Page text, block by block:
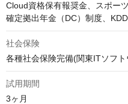
Cloud資格保有報奨金、スポー
確定拠出年金（DC）制度、
社会保険
試用期間
3ヶ月